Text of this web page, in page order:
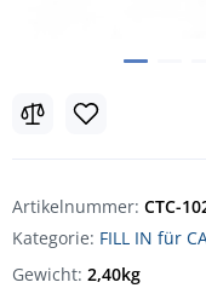
Artikelnummer: CTC-
Kategorie: FILL IN für
Gewicht: 2,40kg